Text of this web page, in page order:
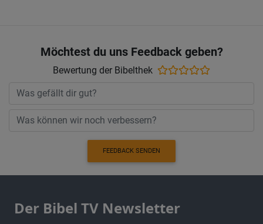
Möchtest du uns Feedback geben?
Bewertung der Bibelthek
FEEDBACK SENDEN
Der Bibel TV Newsletter